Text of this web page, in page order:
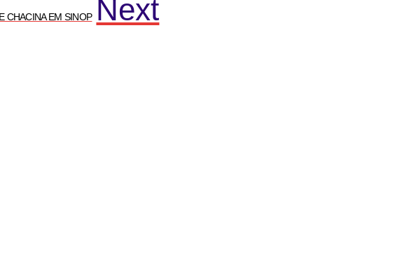
CHACINA EM SINOP Next